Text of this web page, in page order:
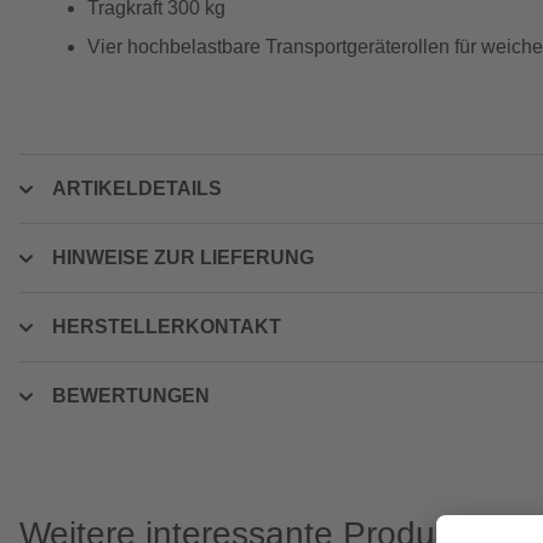
Tragkraft 300 kg
Vier hochbelastbare Transportgeräterollen für
ARTIKELDETAILS
HINWEISE ZUR LIEFERUNG
HERSTELLERKONTAKT
BEWERTUNGEN
Weitere interessante Produkte